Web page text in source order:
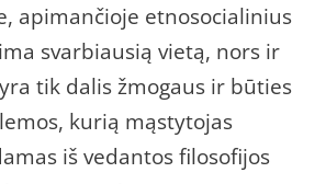
apimančioje etnosocialinius
svarbiausią vietą, nors ir
tik dalis žmogaus ir būties
kurią mąstytojas
iš vedantos filosofijos